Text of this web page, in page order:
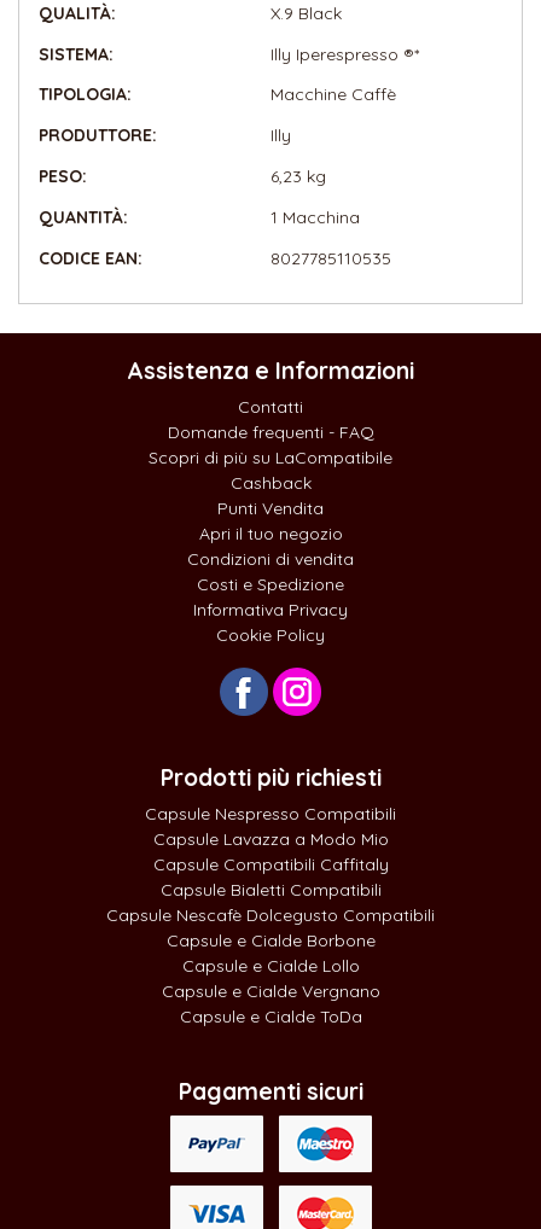
QUALITÀ:
X.9 Black
SISTEMA:
Illy Iperespresso ®*
TIPOLOGIA:
Macchine Caffè
PRODUTTORE:
Illy
PESO:
6,23 kg
QUANTITÀ:
1 Macchina
CODICE EAN:
8027785110535
Assistenza e Informazioni
Contatti
Domande frequenti - FAQ
Scopri di più su LaCompatibile
Cashback
Punti Vendita
Apri il tuo negozio
Condizioni di vendita
Costi e Spedizione
Informativa Privacy
Cookie Policy
Prodotti più richiesti
Capsule Nespresso Compatibili
Capsule Lavazza a Modo Mio
Capsule Compatibili Caffitaly
Capsule Bialetti Compatibili
Capsule Nescafè Dolcegusto Compatibili
Capsule e Cialde Borbone
Capsule e Cialde Lollo
Capsule e Cialde Vergnano
Capsule e Cialde ToDa
Pagamenti sicuri